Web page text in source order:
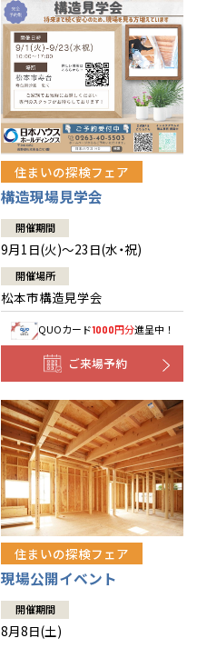
住まいの探検フェア
構造現場見学会
開催期間
9月1日(火)～23日(水・祝)
開催場所
松本市構造見学会
QUOカード1000円分進呈中！
ご来場予約
住まいの探検フェア
現場公開イベント
開催期間
8月8日(土)